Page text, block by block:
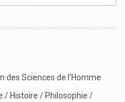
des Sciences de l'Homme
/ Histoire / Philosophie /